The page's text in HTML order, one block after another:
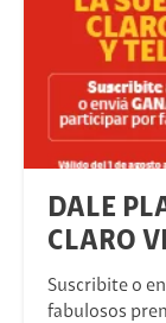
DALE
CLARO
Suscribite o
fabulosos